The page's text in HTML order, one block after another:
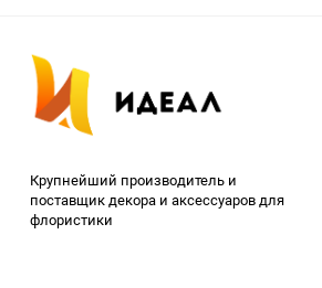
Крупнейший производитель и
поставщик декора и аксессуаров для
флористики